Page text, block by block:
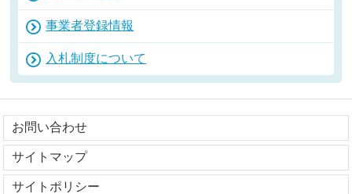
事業者登録情報
入札制度について
お問い合わせ
サイトマップ
サイトポリシー